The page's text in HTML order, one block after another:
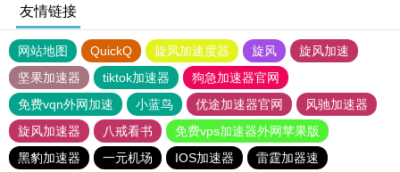
友情链接
网站地图 QuickQ 旋风加速度器 旋风
旋风加速
坚果加速器
tiktok加速器
狗急加速器官网
免费vqn外网加速
小蓝鸟 优途加速器官网
风驰加速器
旋风加速器
八戒看书
免费vps加速器外网苹果版
黑豹加速器
一元机场 IOS加速器
雷霆加器速